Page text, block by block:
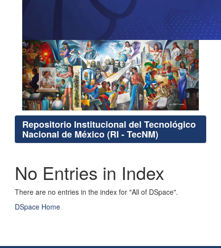
Repositorio Institucional del Tecnológico
Nacional de México (RI - TecNM)
No Entries in Index
There are no entries in the index for "All of DSpace".
DSpace Home